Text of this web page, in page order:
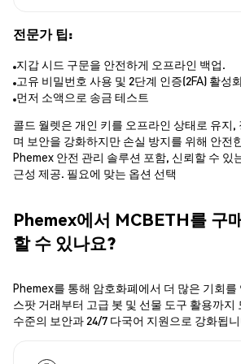
전문가 팁:
지갑 시드 구문을 안전하게 오프라인 백업.
고유 비밀번호 사용 및 2단계 인증(2FA) 활성
먼저 소액으로 송금 테스트
콜드 월렛은 개인 키를 오프라인 상태로 유지,
며 보안을 강화하지만 손실 방지를 위해 안전
Phemex 안전 관리 솔루션 포함, 신뢰할 수 있
근성 제공. 필요에 맞는 옵션 선택
Phemex에서 MCBETH를 구
할 수 있나요?
Phemex를 통해 암호화폐에서 더 많은 기회를
스팟 거래부터 고급 봇 및 선물 도구 활용까지
수준의 보안과 24/7 다국어 지원으로 강화됩